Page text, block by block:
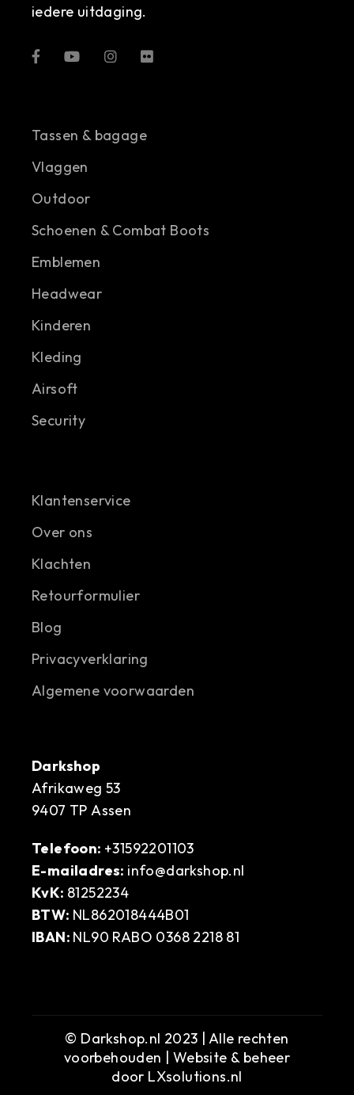
iedere uitdaging.
Tassen & bagage
Vlaggen
Outdoor
Schoenen & Combat Boots
Emblemen
Headwear
Kinderen
Kleding
Airsoft
Security
Klantenservice
Over ons
Klachten
Retourformulier
Blog
Privacyverklaring
Algemene voorwaarden
Darkshop
Afrikaweg 53
9407 TP Assen
Telefoon: +31592201103
E-mailadres: info@darkshop.nl
KvK: 81252234
BTW: NL862018444B01
IBAN: NL90 RABO 0368 2218 81
© Darkshop.nl 2023 | Alle rechten
voorbehouden | Website & beheer
door LXsolutions.nl